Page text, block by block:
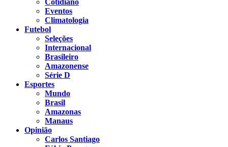
Eventos
Climatologia
Futebol
Seleções
Internacional
Brasileiro
Amazonense
Série D
Esportes
Mundo
Brasil
Amazonas
Manaus
Opinião
Carlos Santiago